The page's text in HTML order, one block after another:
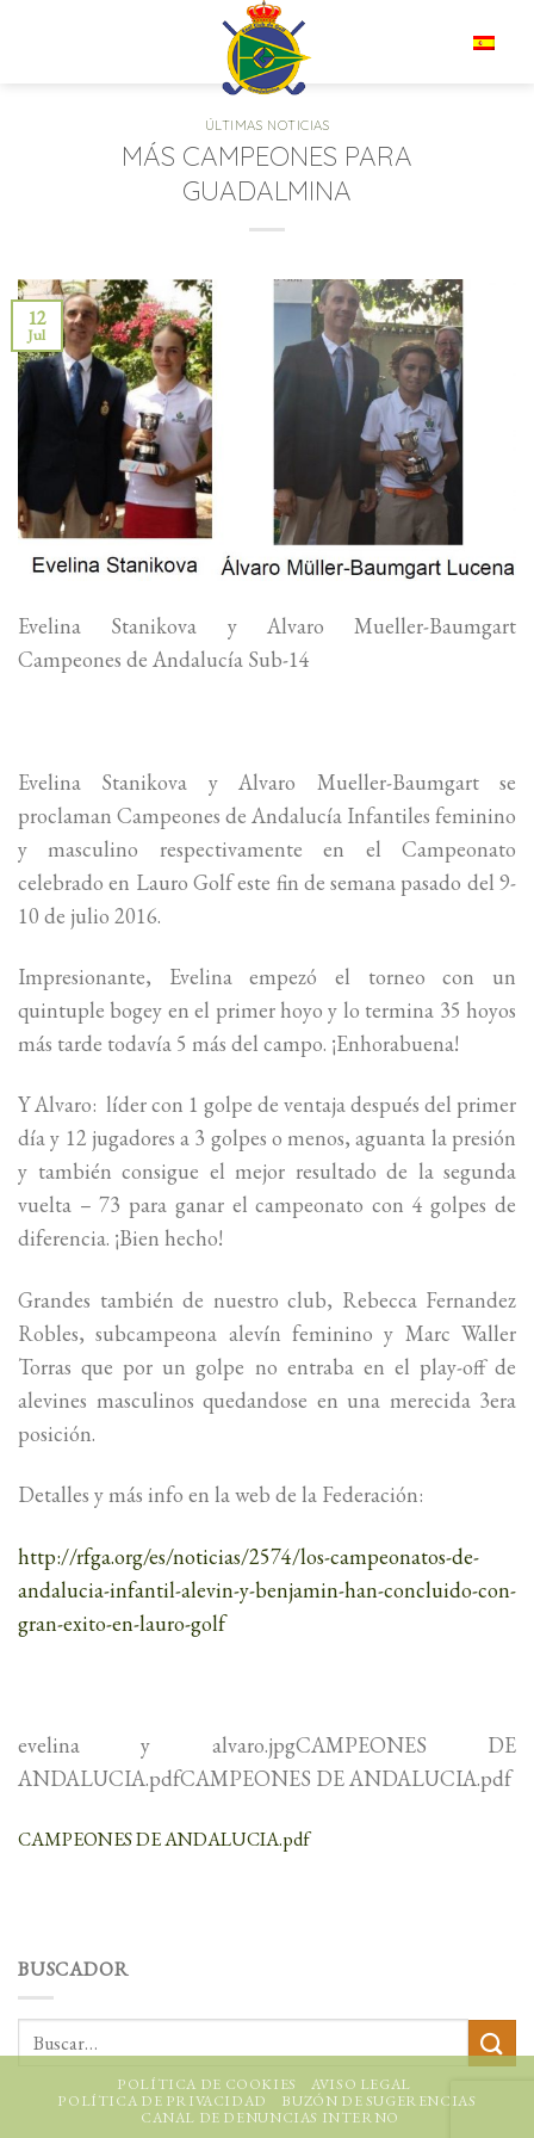
ÚLTIMAS NOTICIAS
MÁS CAMPEONES PARA
GUADALMINA
12
Jul
Evelina Stanikova y Alvaro Mueller-Baumgart
Campeones de Andalucía Sub-14
Evelina Stanikova y Alvaro Mueller-Baumgart se
proclaman Campeones de Andalucía Infantiles feminino
y masculino respectivamente en el Campeonato
celebrado en Lauro Golf este fin de semana pasado del 9-
10 de julio 2016.
Impresionante, Evelina empezó el torneo con un
quintuple bogey en el primer hoyo y lo termina 35 hoyos
más tarde todavía 5 más del campo. ¡Enhorabuena!
Y Alvaro: líder con 1 golpe de ventaja después del primer
día y 12 jugadores a 3 golpes o menos, aguanta la presión
y también consigue el mejor resultado de la segunda
vuelta – 73 para ganar el campeonato con 4 golpes de
diferencia. ¡Bien hecho!
Grandes también de nuestro club, Rebecca Fernandez
Robles, subcampeona alevín feminino y Marc Waller
Torras que por un golpe no entraba en el play-off de
alevines masculinos quedandose en una merecida 3era
posición.
Detalles y más info en la web de la Federación:
http://rfga.org/es/noticias/2574/los-campeonatos-de-
andalucia-infantil-alevin-y-benjamin-han-concluido-con-
gran-exito-en-lauro-golf
evelina y alvaro.jpgCAMPEONES DE
ANDALUCIA.pdfCAMPEONES DE ANDALUCIA.pdf
CAMPEONES DE ANDALUCIA.pdf
BUSCADOR
POLÍTICA DE COOKIES
AVISO LEGAL
POLÍTICA DE PRIVACIDAD
BUZÓN DE SUGERENCIAS
CANAL DE DENUNCIAS INTERNO